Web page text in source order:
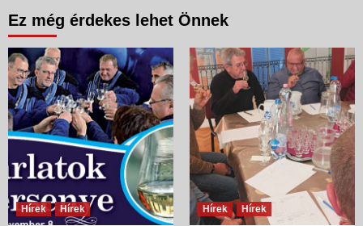
Ez még érdekes lehet Önnek
Hírek Hírek Hírek Hírek